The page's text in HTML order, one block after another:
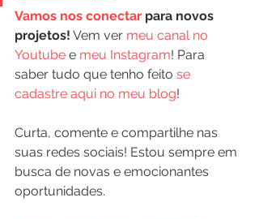
Vamos nos conectar para novos
projetos! Vem ver meu canal no
Youtube e meu Instagram! Para
saber tudo que tenho feito se
cadastre aqui no meu blog!
Curta, comente e compartilhe nas
suas redes sociais! Estou sempre em
busca de novas e emocionantes
oportunidades.